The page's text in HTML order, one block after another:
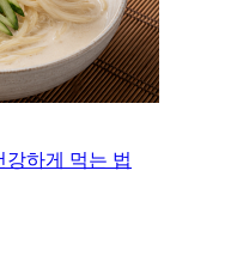
강하게 먹는 법